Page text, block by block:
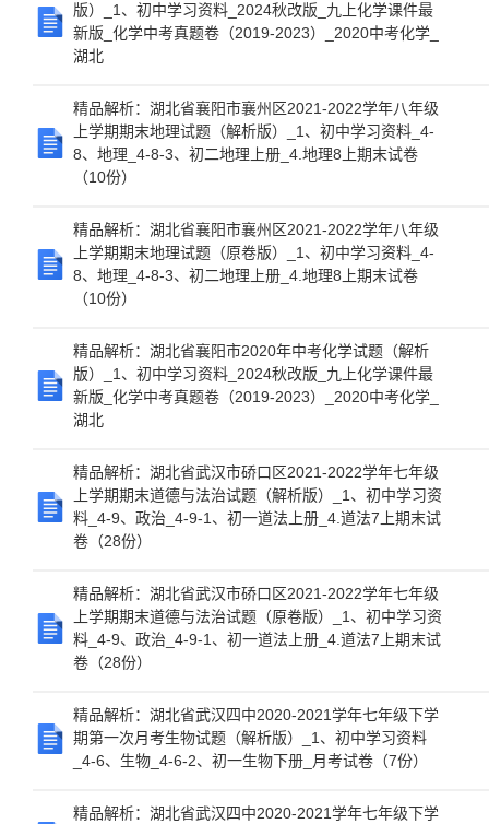
版）_1、初中学习资料_2024秋改版_九上化学课件最
新版_化学中考真题卷（2019-2023）_2020中考化学_
湖北
精品解析：湖北省襄阳市襄州区2021-2022学年八年级
上学期期末地理试题（解析版）_1、初中学习资料_4-
8、地理_4-8-3、初二地理上册_4.地理8上期末试卷
（10份）
精品解析：湖北省襄阳市襄州区2021-2022学年八年级
上学期期末地理试题（原卷版）_1、初中学习资料_4-
8、地理_4-8-3、初二地理上册_4.地理8上期末试卷
（10份）
精品解析：湖北省襄阳市2020年中考化学试题（解析
版）_1、初中学习资料_2024秋改版_九上化学课件最
新版_化学中考真题卷（2019-2023）_2020中考化学_
湖北
精品解析：湖北省武汉市硚口区2021-2022学年七年级
上学期期末道德与法治试题（解析版）_1、初中学习资
料_4-9、政治_4-9-1、初一道法上册_4.道法7上期末试
卷（28份）
精品解析：湖北省武汉市硚口区2021-2022学年七年级
上学期期末道德与法治试题（原卷版）_1、初中学习资
料_4-9、政治_4-9-1、初一道法上册_4.道法7上期末试
卷（28份）
精品解析：湖北省武汉四中2020-2021学年七年级下学
期第一次月考生物试题（解析版）_1、初中学习资料
_4-6、生物_4-6-2、初一生物下册_月考试卷（7份）
精品解析：湖北省武汉四中2020-2021学年七年级下学